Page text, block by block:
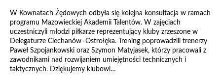
W Kownatach Żędowych odbyła się kolejna konsultacja w ramach
programu Mazowieckiej Akademii Talentów. W zajęciach
uczestniczyli młodzi piłkarze reprezentujący kluby zrzeszone w
Delegaturze Ciechanów–Ostrołęka. Trening poprowadzili trenerzy
Paweł Szpojankowski oraz Szymon Matyjasek, którzy pracowali z
zawodnikami nad rozwijaniem umiejętności technicznych i
taktycznych. Dziękujemy klubowi…